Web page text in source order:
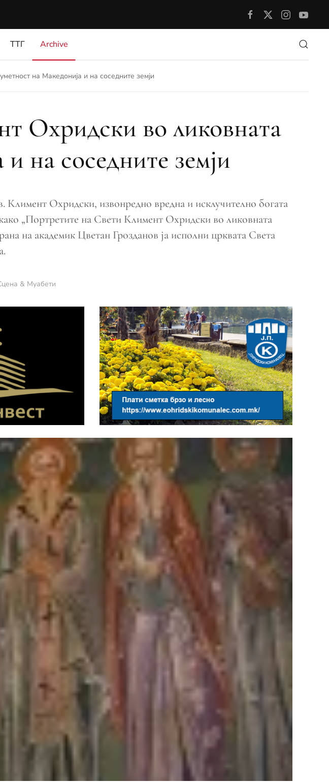
ТТГ Archive
на Македонија и на соседните земји
Охридски во ликовната
на соседните земји
Охридски, извонредно вредна и исклучително богата
„Портретите на Свети Климент Охридски во ликовната
на академик Цветан Грозданов ја исполни црквата Света
& Муабети